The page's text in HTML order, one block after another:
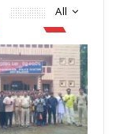
All